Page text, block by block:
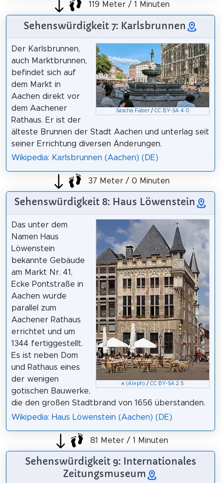
119 Meter / 1 Minuten
Sehenswürdigkeit 7: Karlsbrunnen
Sascha Faber /CC BY-SA 4.0
Der Karlsbrunnen,
auch Marktbrunnen,
befindet sich auf
dem Markt in
Aachen direkt vor
dem Aachener
Rathaus. Er ist der
älteste Brunnen der Stadt Aachen und unterlag seit
seiner Errichtung diversen Änderungen.
Wikipedia: Karlsbrunnen (Aachen) (DE)
37 Meter / 0 Minuten
Sehenswürdigkeit 8: Haus Löwenstein
א (Aleph) /CC BY-SA 2.5
Das unter dem
Namen Haus
Löwenstein
bekannte Gebäude
am Markt Nr. 41,
Ecke Pontstraße in
Aachen wurde
parallel zum
Aachener Rathaus
errichtet und um
1344 fertiggestellt.
Es ist neben Dom
und Rathaus eines
der wenigen
gotischen Bauwerke,
die den großen Stadtbrand von 1656 überstanden.
Wikipedia: Haus Löwenstein (Aachen) (DE)
81 Meter / 1 Minuten
Sehenswürdigkeit 9: Internationales
Zeitungsmuseum